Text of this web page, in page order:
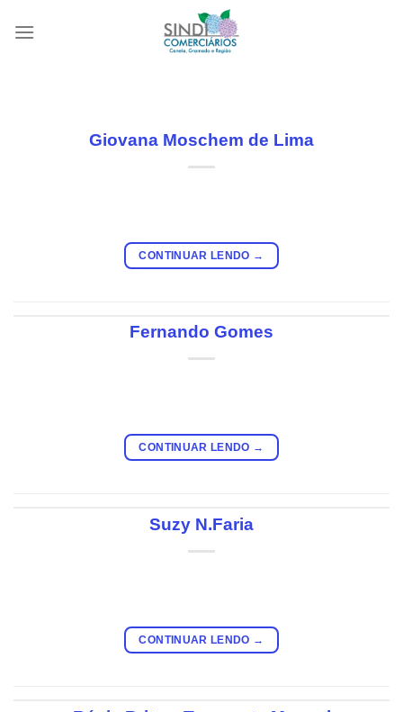
Giovana Moschem de Lima
CONTINUAR LENDO →
Fernando Gomes
CONTINUAR LENDO →
Suzy N.Faria
CONTINUAR LENDO →